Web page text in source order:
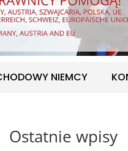
NIEMCY
Ostatnie wpisy